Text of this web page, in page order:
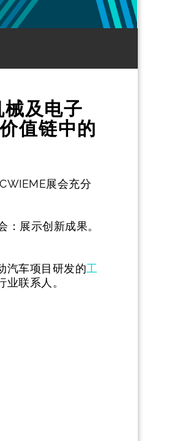
及电子
值链中的
展会充分
展示创新成果。
汽车项目研发的工
联系人。